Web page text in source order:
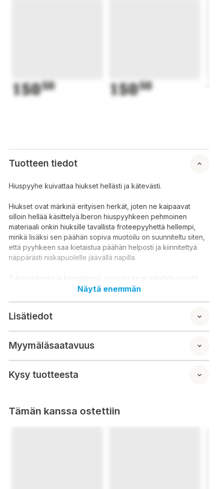
15050 15050
Tuotteen tiedot
Hiuspyyhe kuivattaa hiukset hellästi ja kätevästi.
Hiukset ovat märkinä erityisen herkät, joten ne kaipaavat
silloin hellää käsittelyä.Iberon hiuspyyhkeen pehmoinen
materiaali onkin hiuksille tavallista froteepyyhettä hellempi,
minkä lisäksi sen päähän sopiva muotoilu on suunniteltu siten,
että pyyhkeen saa kietaistua päähän helposti ja kiinnitettyä
näppärästi niskapuolelle jäävällä napilla.
Tukevuutensa ja keveytensä ansiosta se ei valahda päästä
samaan tapaan kuin tavallisesta froteepyyhkeestä kietaistu
Ibero Hårhandduk
En mjuk och lätt hårhandduk som torkar håret skonsammare än
en vanlig frottéhandduk. Den stadiga turbanen du knyter med
handduken hålls på plats samtidigt som håret torkar i lugn och
ro.
Näytä enemmän
Lisätiedot
Myymäläsaatavuus
Kysy tuotteesta
Tämän kanssa ostettiin